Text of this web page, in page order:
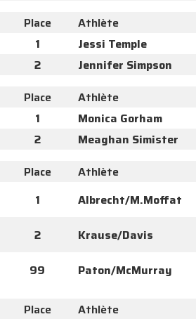
Place Athlète
1 Jessi Temple
2 Jennifer Simpson
Place Athlète
1 Monica Gorham
2 Meaghan Simister
Place Athlète
1 Albrecht/M.Moffat
2 Krause/Davis
99 Paton/McMurray
Place Athlète